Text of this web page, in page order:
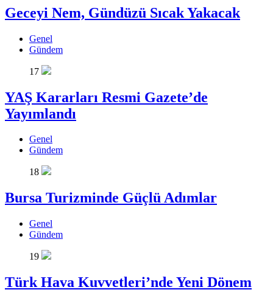
Geceyi Nem, Gündüzü Sıcak Yakacak
Genel
Gündem
17
YAŞ Kararları Resmi Gazete’de
Yayımlandı
Genel
Gündem
18
Bursa Turizminde Güçlü Adımlar
Genel
Gündem
19
Türk Hava Kuvvetleri’nde Yeni Dönem